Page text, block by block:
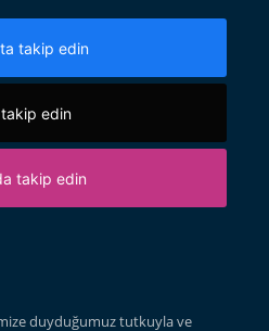
takip edin
edin
takip edin
duyduğumuz tutkuyla ve